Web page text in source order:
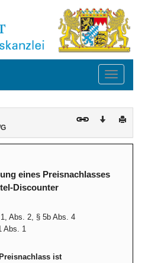
Toggle
Download
eines Preisnachlasses
Discounter
Abs. 2, § 5b Abs. 4
Abs. 1
ist